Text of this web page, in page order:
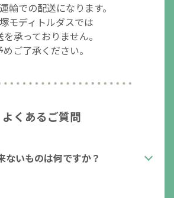
輸での配送になります。
モディトルダスでは
を承っておりません。
めご了承ください。
よくあるご質問
ないものは何ですか？